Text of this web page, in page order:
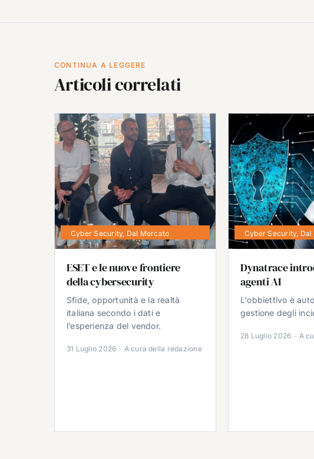
CONTINUA A LEGGERE
Articoli correlati
Cyber Security, Dal Mercato
ESET e le nuove frontiere
della cybersecurity
Sfide, opportunità e la realtà
italiana secondo i dati e
l’esperienza del vendor.
31 Luglio 2026 · A cura della redazione
Cyber Security,
Dynatrace
agenti AI
L'obbiettivo è
gestione degli
28 Luglio 2026 · A